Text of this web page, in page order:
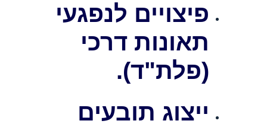
פיצויים לנפגעי
תאונות דרכי
(פלת"ד).
ייצוג תובעים